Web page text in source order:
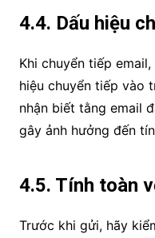
4.4. Dấu hiệu
Khi chuyển tiếp
hiệu chuyển tiếp vào
nhận biết tằng email
gây ảnh hưởng đến
4.5. Tính toàn
Trước khi gửi, hãy